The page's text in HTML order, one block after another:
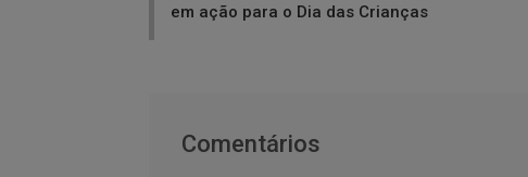
em ação para o Dia das Crianças
Comentários